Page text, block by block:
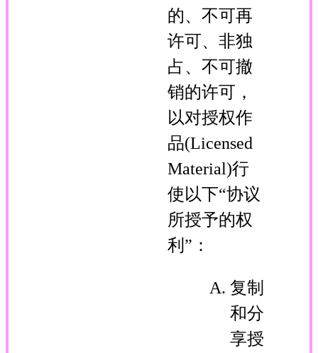
的、不可再
许可、非独
占、不可撤
销的许可，
以对授权作
品(Licensed
Material)行
使以下“协议
所授予的权
利”：
复制
和分
享授